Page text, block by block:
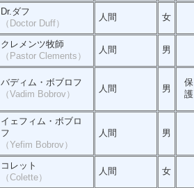
Dr.ダフ
（Doctor Duff）
人間 女
クレメンツ牧師
（Pastor Clements）
人間 男
バディム・ボブロフ
（Vadim Bobrov）
人間 男
保
護
イェフィム・ボブロ
フ
（Yefim Bobrov）
人間 男
コレット
（Colette）
人間 女